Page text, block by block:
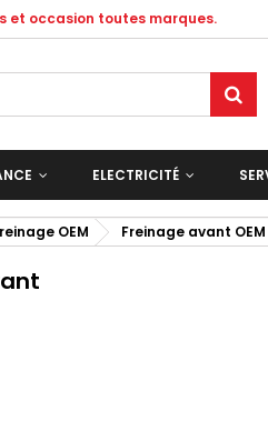
et occasion toutes marques.
ELECTRICITÉ
OEM Freinage avant OEM